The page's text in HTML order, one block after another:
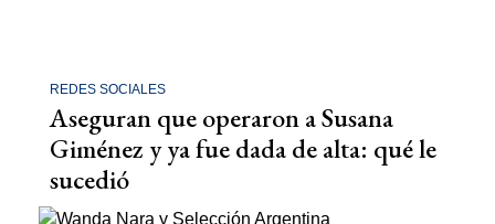
REDES SOCIALES
Aseguran que operaron a Susana
Giménez y ya fue dada de alta: qué le
sucedió